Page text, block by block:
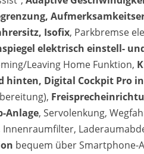
Isofix, Parkbremse
elektrisch einstell-
Leaving Home Funktion,
hinten, Digital Cockpit Pro
Anlage, Servolenkung,
bequem über Smartphone-